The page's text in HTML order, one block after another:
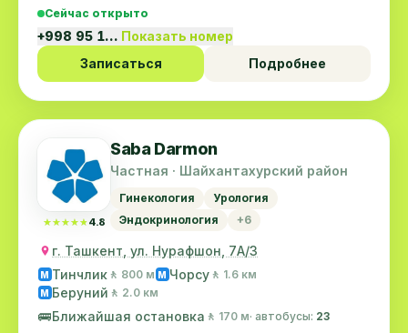
Сейчас открыто
+998 95 1… Показать номер
Записаться
Подробнее
★★★★★
★★★★★ 4.8
Saba Darmon
Частная · Шайхантахурский район
Гинекология
Урология
Эндокринология
+6
г. Ташкент, ул. Нурафшон, 7А/3
M Тинчлик 🚶 800 м M Чорсу 🚶 1.6 км
M Беруний 🚶 2.0 км
🚌Ближайшая остановка 🚶 170 м· автобусы: 23